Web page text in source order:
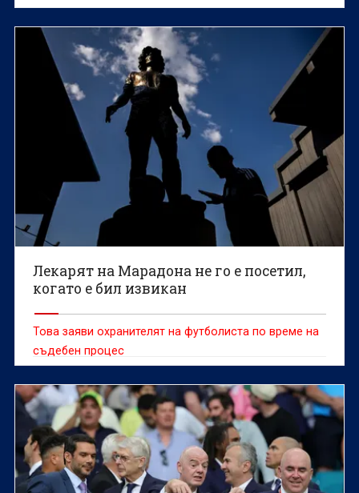
Лекарят на Марадона не го е посетил,
когато е бил извикан
Това заяви охранителят на футболиста по време на
съдебен процес